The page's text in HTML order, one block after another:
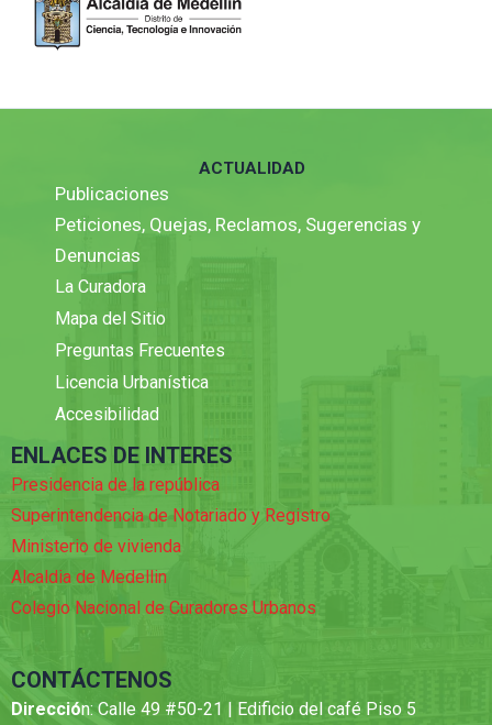
ACTUALIDAD
Publicaciones
Peticiones, Quejas, Reclamos, Sugerencias y
Denuncias
La Curadora
Mapa del Sitio
Preguntas Frecuentes
Licencia Urbanística
Accesibilidad
ENLACES DE INTERES
Presidencia de la república
Superintendencia de Notariado y Registro
Ministerio de vivienda
Alcaldia de Medellin
Colegio Nacional de Curadores Urbanos
CONTÁCTENOS
Dirección: Calle 49 #50-21 | Edificio del café Piso 5